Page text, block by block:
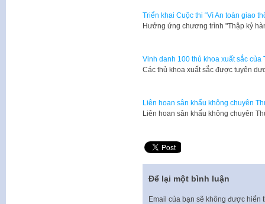
Triển khai Cuộc thi “Vì An toàn giao
Hưởng ứng chương trình "Thập kỷ
Vinh danh 100 thủ khoa xuất sắc của
Các thủ khoa xuất sắc được tuyên
Liên hoan sân khấu không chuyên
Liên hoan sân khấu không chuyên
Để lại một bình luận
Email của bạn sẽ không được hiển